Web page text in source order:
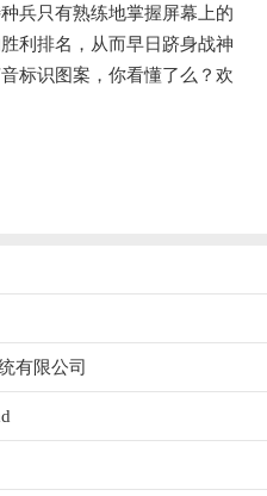
兵只有熟练地掌握屏幕上的
利排名，从而早日跻身战神
标识图案，你看懂了么？欢
有限公司